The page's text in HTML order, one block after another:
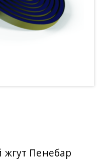
Пенебар